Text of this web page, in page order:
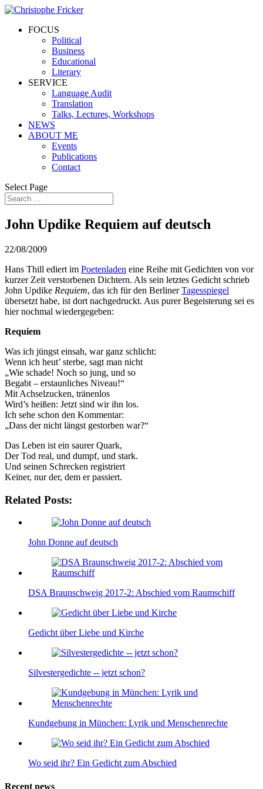
FOCUS
Political
Business
Educational
Literary
SERVICE
Language Audit
Translation
Talks, Lectures, Workshops
NEWS
ABOUT ME
Events
Publications
Contact
Select Page
John Updike Requiem auf deutsch
22/08/2009
Hans Thill ediert im Poetenladen eine Reihe mit Gedichten von vor
kurzer Zeit verstorbenen Dichtern. Als sein letztes Gedicht schrieb
John Updike Requiem, das ich für den BerlinerTagesspiegel
übersetzt habe, ist dort nachgedruckt. Aus purer Begeisterung sei es
hier nochmal wiedergegeben:
Requiem
Was ich jüngst einsah, war ganz schlicht:
Wenn ich heut’ sterbe, sagt man nicht
„Wie schade! Noch so jung, und so
Begabt – erstaunliches Niveau!“
Mit Achselzucken, tränenlos
Wird’s heißen: Jetzt sind wir ihn los.
Ich sehe schon den Kommentar:
„Dass der nicht längst gestorben war?“
Das Leben ist ein saurer Quark,
Der Tod real, und dumpf, und stark.
Und seinen Schrecken registriert
Keiner, nur der, dem er passiert.
Related Posts:
John Donne auf deutsch
DSA Braunschweig 2017-2: Abschied vom Raumschiff
Gedicht über Liebe und Kirche
Silvestergedichte -- jetzt schon?
Kundgebung in München: Lyrik und Menschenrechte
Wo seid ihr? Ein Gedicht zum Abschied
Recent news